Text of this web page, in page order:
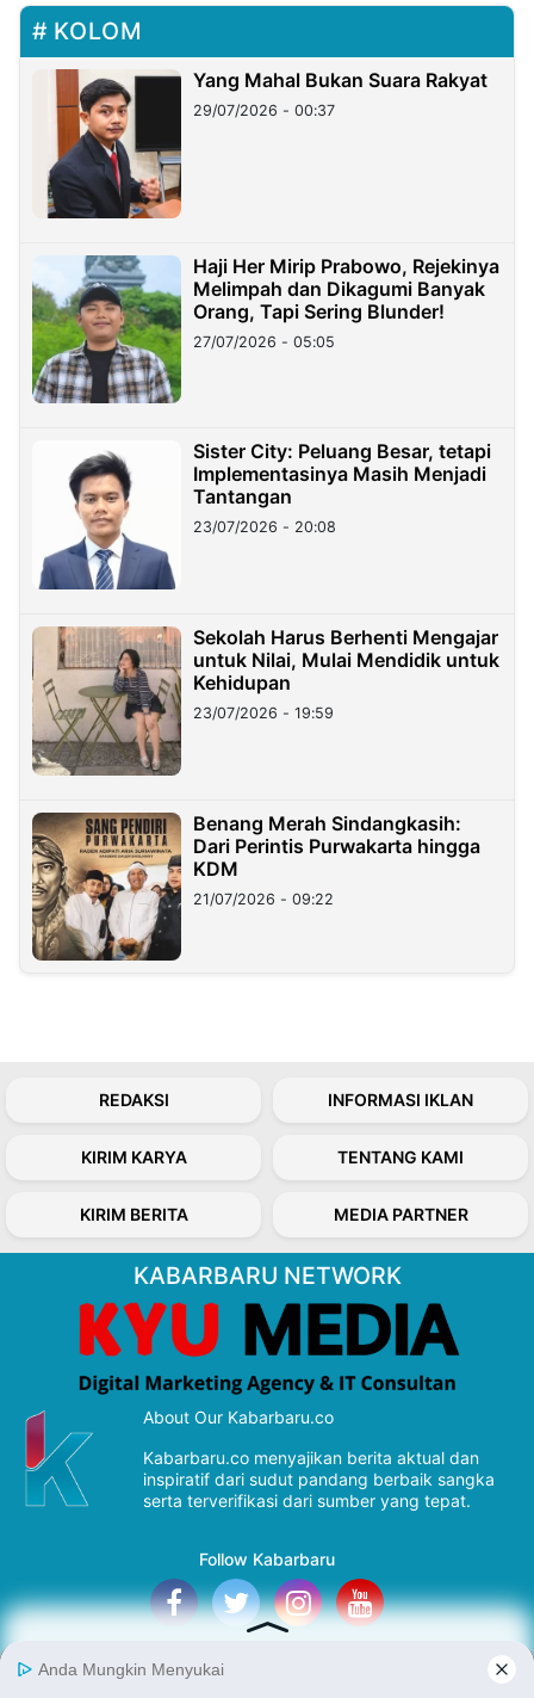
KOLOM
Yang Mahal Bukan Suara Rakyat
29/07/2026 - 00:37
Haji Her Mirip Prabowo, Rejekinya
Melimpah dan Dikagumi Banyak
Orang, Tapi Sering Blunder!
27/07/2026 - 05:05
Sister City: Peluang Besar, tetapi
Implementasinya Masih Menjadi
Tantangan
23/07/2026 - 20:08
Sekolah Harus Berhenti Mengajar
untuk Nilai, Mulai Mendidik untuk
Kehidupan
23/07/2026 - 19:59
Benang Merah Sindangkasih:
Dari Perintis Purwakarta hingga
KDM
21/07/2026 - 09:22
REDAKSI INFORMASI IKLAN
KIRIM KARYA TENTANG KAMI
KIRIM BERITA MEDIA PARTNER
KABARBARU NETWORK
About Our Kabarbaru.co
Kabarbaru.co menyajikan berita aktual dan
inspiratif dari sudut pandang berbaik sangka
serta terverifikasi dari sumber yang tepat.
Follow Kabarbaru